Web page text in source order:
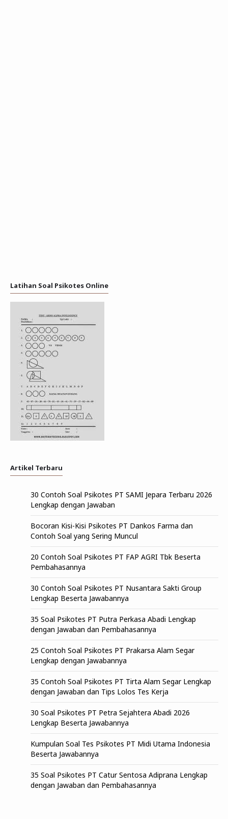
Latihan Soal Psikotes Online
Artikel Terbaru
30 Contoh Soal Psikotes PT SAMI Jepara Terbaru 2026
Lengkap dengan Jawaban
Bocoran Kisi-Kisi Psikotes PT Dankos Farma dan
Contoh Soal yang Sering Muncul
20 Contoh Soal Psikotes PT FAP AGRI Tbk Beserta
Pembahasannya
30 Contoh Soal Psikotes PT Nusantara Sakti Group
Lengkap Beserta Jawabannya
35 Soal Psikotes PT Putra Perkasa Abadi Lengkap
dengan Jawaban dan Pembahasannya
25 Contoh Soal Psikotes PT Prakarsa Alam Segar
Lengkap dengan Jawabannya
35 Contoh Soal Psikotes PT Tirta Alam Segar Lengkap
dengan Jawaban dan Tips Lolos Tes Kerja
30 Soal Psikotes PT Petra Sejahtera Abadi 2026
Lengkap Beserta Jawabannya
Kumpulan Soal Tes Psikotes PT Midi Utama Indonesia
Beserta Jawabannya
35 Soal Psikotes PT Catur Sentosa Adiprana Lengkap
dengan Jawaban dan Pembahasannya